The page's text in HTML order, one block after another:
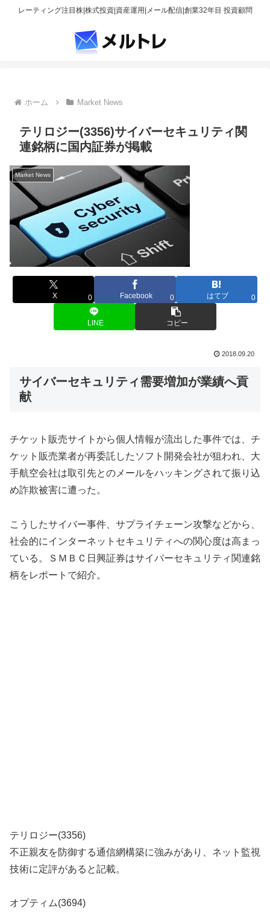
レーティング注目株|株式投資|資産運用|メール配信|創業32年目 投資顧問
ホーム Market News
テリロジー(3356)サイバーセキュリティ関
連銘柄に国内証券が掲載
Market News
X 0 Facebook 0 はてブ 0
LINE コピー
2018.09.20
サイバーセキュリティ需要増加が業績へ貢
献
チケット販売サイトから個人情報が流出した事件では、チ
ケット販売業者が再委託したソフト開発会社が狙われ、大
手航空会社は取引先とのメールをハッキングされて振り込
め詐欺被害に遭った。
こうしたサイバー事件、サプライチェーン攻撃などから、
社会的にインターネットセキュリティへの関心度は高まっ
ている。ＳＭＢＣ日興証券はサイバーセキュリティ関連銘
柄をレポートで紹介。
テリロジー(3356)
不正親友を防御する通信網構築に強みがあり、ネット監視
技術に定評があると記載。
オプティム(3694)